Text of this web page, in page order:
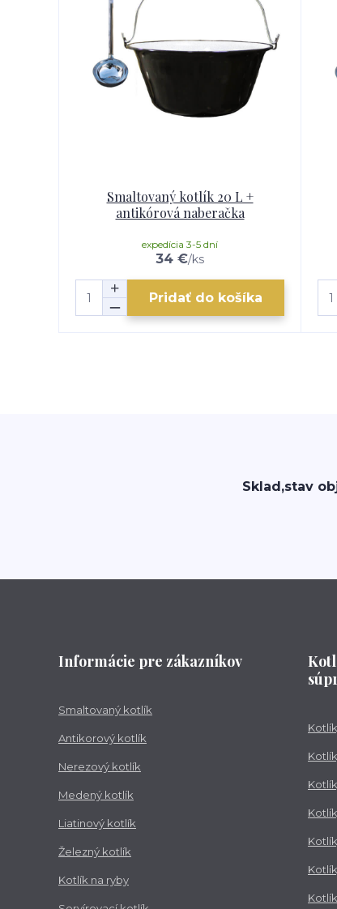
Smaltovaný kotlík 20 L +
antikórová naberačka
34 €/ks
expedícia 3-5 dní
Pridať do košíka
Sklad,stav
Informácie pre zákazníkov
Smaltovaný kotlík
Antikorový kotlík
Nerezový kotlík
Medený kotlík
Liatinový kotlík
Železný kotlík
Kotlík na ryby